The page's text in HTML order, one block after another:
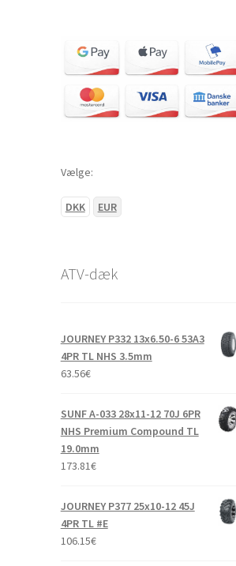
Vælge:
DKK EUR
ATV-dæk
JOURNEY P332 13x6.50-6 53A3
4PR TL NHS 3.5mm
63.56€
SUNF A-033 28x11-12 70J 6PR
NHS Premium Compound TL
19.0mm
173.81€
JOURNEY P377 25x10-12 45J
4PR TL #E
106.15€